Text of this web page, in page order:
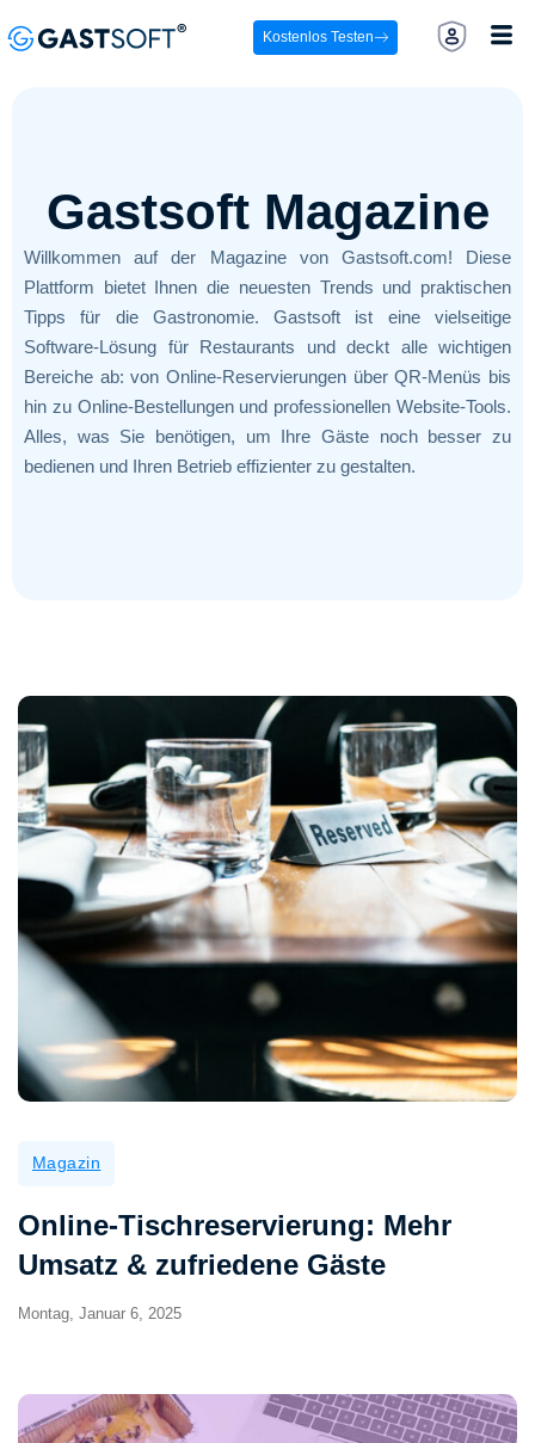
Kostenlos Testen
Gastsoft Magazine
Willkommen auf der Magazine von Gastsoft.com! Diese
Plattform bietet Ihnen die neuesten Trends und praktischen
Tipps für die Gastronomie. Gastsoft ist eine vielseitige
Software-Lösung für Restaurants und deckt alle wichtigen
Bereiche ab: von Online-Reservierungen über QR-Menüs bis
hin zu Online-Bestellungen und professionellen Website-Tools.
Alles, was Sie benötigen, um Ihre Gäste noch besser zu
bedienen und Ihren Betrieb effizienter zu gestalten.
Magazin
Online-Tischreservierung: Mehr
Umsatz & zufriedene Gäste
Montag, Januar 6, 2025